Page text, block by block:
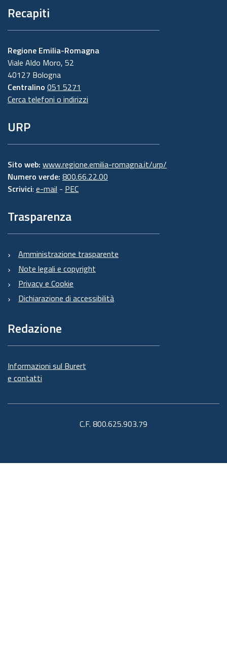
Recapiti
Regione Emilia-Romagna
Viale Aldo Moro, 52
40127 Bologna
Centralino 051 5271
Cerca telefoni o indirizzi
URP
Sito web: www.regione.emilia-romagna.it/urp/
Numero verde: 800.66.22.00
Scrivici: e-mail - PEC
Trasparenza
Amministrazione trasparente
Note legali e copyright
Privacy e Cookie
Dichiarazione di accessibilità
Redazione
Informazioni sul Burert
e contatti
C.F. 800.625.903.79